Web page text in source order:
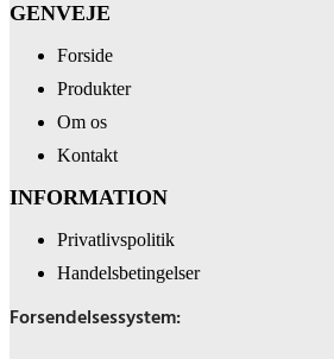
GENVEJE
Forside
Produkter
Om os
Kontakt
INFORMATION
Privatlivspolitik
Handelsbetingelser
Forsendelsessystem: